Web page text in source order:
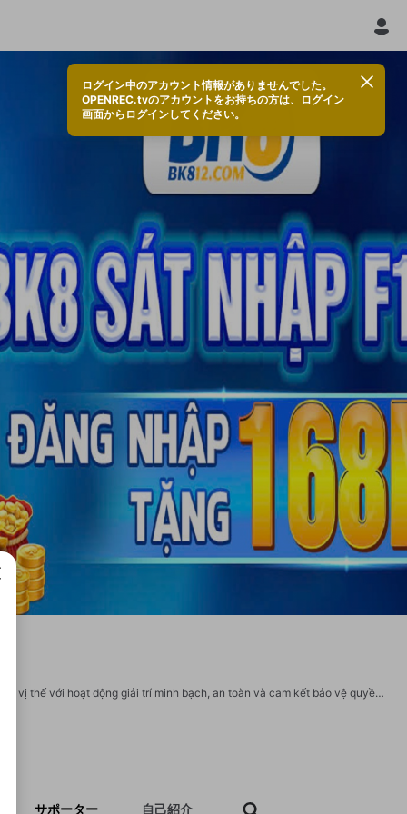
ログイン中のアカウント情報がありませんでした。
OPENREC.tvのアカウントをお持ちの方は、ログイン
画面からログインしてください。
BK8 là một trong những nền tảng uy tín hàng đầu Châu Á, nhanh chóng khẳng định vị thế với hoạt động giải trí minh bạch, an toàn và cam kết bảo vệ quyền lợi người chơi. Website: https://bk812.com/ Địa chỉ: 16B Đường Bình Đức, Phường 15, Quận 8, Hồ Chí Minh, Việt Nam. Phone: 0984465529. Email: info@bk812.com. #bk8 #trangchubk8 #dangkybk8 #dangnhapbk8 #linkbk8 Social: https://www.zillow.com/profile/bk812com https://giapngockhuong7777.systeme.io/ https://www.gta5-mods.com/users/bk812com https://batotoo.com/u/2672573-bk812com https://www.facebook.com/bk812com/ https://x.com/bk812com https://www.youtube.com/@bk812com https://www.pinterest.com/bk812com/ https://gravatar.com/bk812com https://www.reddit.com/user/bk812com/ https://vimeo.com/bk812com https://medium.com/@bk812com/about https://talk.plesk.com/members/giapngockhuong.419946/#about https://www.linkedin.com/in/bk812com/ https://www.tumblr.com/bk812com https://www.quora.com/profile/Bk812com
サポーター 自己紹介